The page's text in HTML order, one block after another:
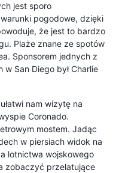
jest sporo
pogodowe, dzięki
że jest to bardzo
Plaże znane ze spotów
Sponsorem jednych z
San Diego był Charlie
nam wizytę na
Coronado.
mostem. Jadąc
w piersiach widok na
lotnictwa wojskowego
zobaczyć przelatujące